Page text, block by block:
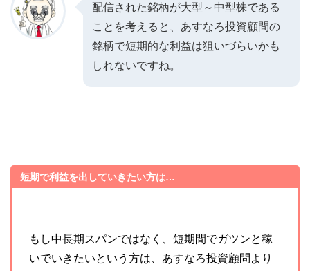
配信された銘柄が大型～中型株である
ことを考えると、あすなろ投資顧問の
銘柄で短期的な利益は狙いづらいかも
しれないですね。
短期で利益を出していきたい方は…
もし中長期スパンではなく、短期間でガツンと稼
いでいきたいという方は、あすなろ投資顧問より